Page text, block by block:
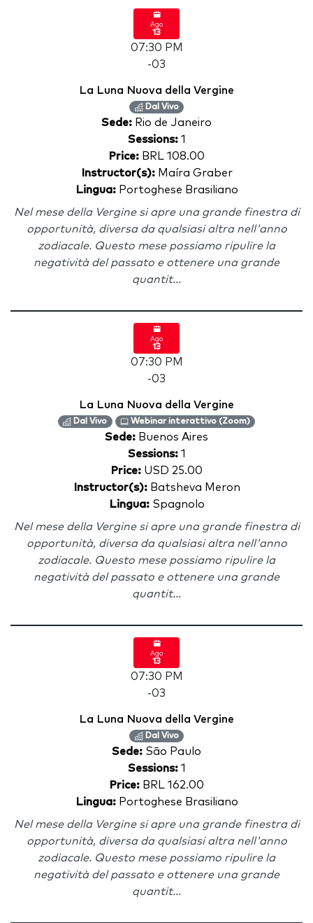
Ago
13
07:30 PM
-03
La Luna Nuova della Vergine
Dal Vivo
Sede: Rio de Janeiro
Sessions:1
Price: BRL 108.00
Instructor(s):Maíra Graber
Lingua:Portoghese Brasiliano
Nel mese della Vergine si apre una grande finestra di
opportunità, diversa da qualsiasi altra nell'anno
zodiacale. Questo mese possiamo ripulire la
negatività del passato e ottenere una grande
quantit...
Ago
13
07:30 PM
-03
La Luna Nuova della Vergine
Dal Vivo Webinar interattivo (Zoom)
Sede: Buenos Aires
Sessions:1
Price: USD 25.00
Instructor(s):Batsheva Meron
Lingua:Spagnolo
Nel mese della Vergine si apre una grande finestra di
opportunità, diversa da qualsiasi altra nell'anno
zodiacale. Questo mese possiamo ripulire la
negatività del passato e ottenere una grande
quantit...
Ago
13
07:30 PM
-03
La Luna Nuova della Vergine
Dal Vivo
Sede: São Paulo
Sessions:1
Price: BRL 162.00
Lingua:Portoghese Brasiliano
Nel mese della Vergine si apre una grande finestra di
opportunità, diversa da qualsiasi altra nell'anno
zodiacale. Questo mese possiamo ripulire la
negatività del passato e ottenere una grande
quantit...